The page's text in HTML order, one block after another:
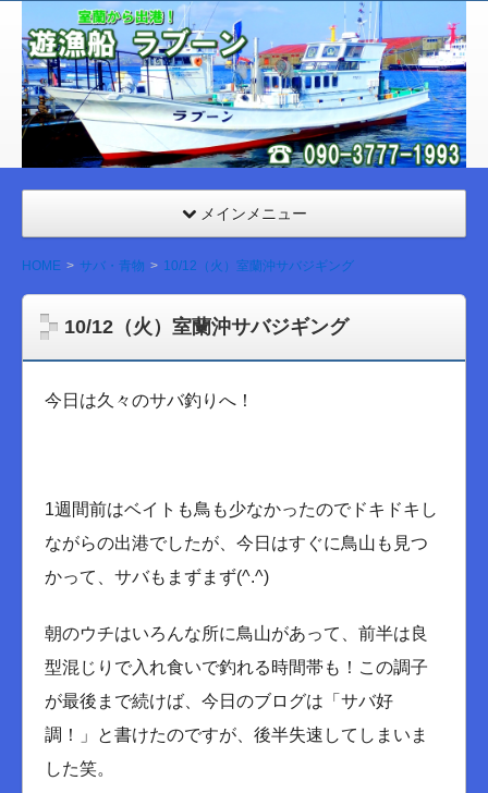
室
蘭
遊漁
船
ラブ
ーン
メインメニュー
HOME サバ・青物 10/12（火）室蘭沖サバジギング
10/12（火）室蘭沖サバジギング
今日は久々のサバ釣りへ！
1週間前はベイトも鳥も少なかったのでドキドキし
ながらの出港でしたが、今日はすぐに鳥山も見つ
かって、サバもまずまず(^.^)
朝のウチはいろんな所に鳥山があって、前半は良
型混じりで入れ食いで釣れる時間帯も！この調子
が最後まで続けば、今日のブログは「サバ好
調！」と書けたのですが、後半失速してしまいま
した笑。